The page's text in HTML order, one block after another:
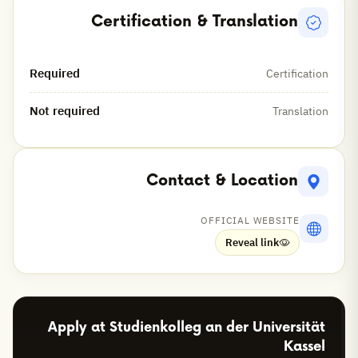
Certification & Translation
Certification
Required
Translation
Not required
Contact & Location
OFFICIAL WEBSITE
Reveal link
Apply at Studienkolleg an der Universität
Kassel